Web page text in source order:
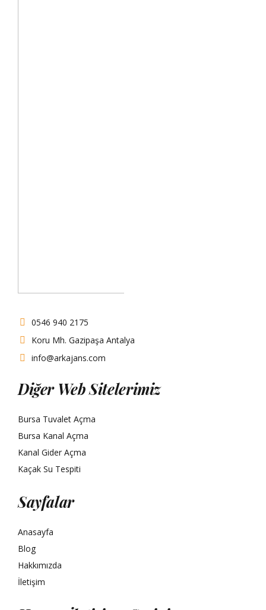
0546 940 2175
Koru Mh. Gazipaşa Antalya
info@arkajans.com
Diğer Web Sitelerimiz
Bursa Tuvalet Açma
Bursa Kanal Açma
Kanal Gider Açma
Kaçak Su Tespiti
Sayfalar
Anasayfa
Blog
Hakkımızda
İletişim